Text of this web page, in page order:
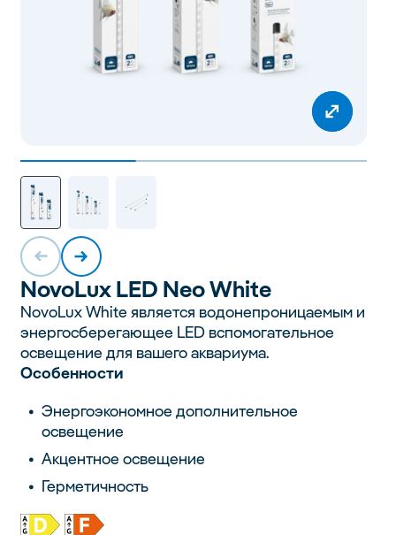
NovoLux LED Neo White
NovoLux White является водонепроницаемым и
энергосберегающее LED вспомогательное
освещение для вашего аквариума.
Особенности
Энергоэкономное дополнительное
освещение
Акцентное освещение
Герметичность